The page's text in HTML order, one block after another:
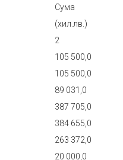
Сума
(хил.лв.)
2
105 500,0
105 500,0
89 031,0
387 705,0
384 655,0
263 372,0
20 000,0